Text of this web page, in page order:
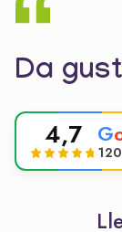
Da
4,7 G